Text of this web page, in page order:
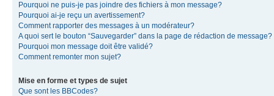
Pourquoi ne puis-je pas joindre des fichiers à mon message?
Pourquoi ai-je reçu un avertissement?
Comment rapporter des messages à un modérateur?
A quoi sert le bouton “Sauvegarder” dans la page de rédaction de message?
Pourquoi mon message doit être validé?
Comment remonter mon sujet?
Mise en forme et types de sujet
Que sont les BBCodes?